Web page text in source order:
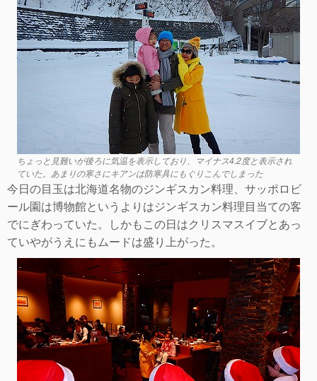
ちょっと見難いが後ろに気温を表示しており、マイナス4.2度と表示され
ていた。あまりの寒さにキアンは防寒具にもぐりこんでしまった
今日の目玉は北海道名物のジンギスカン料理、サッポロビ
ール園は博物館というよりはジンギスカン料理目当ての客
でにぎわっていた。しかもこの日はクリスマスイブとあっ
ていやがうえにもムードは盛り上がった。